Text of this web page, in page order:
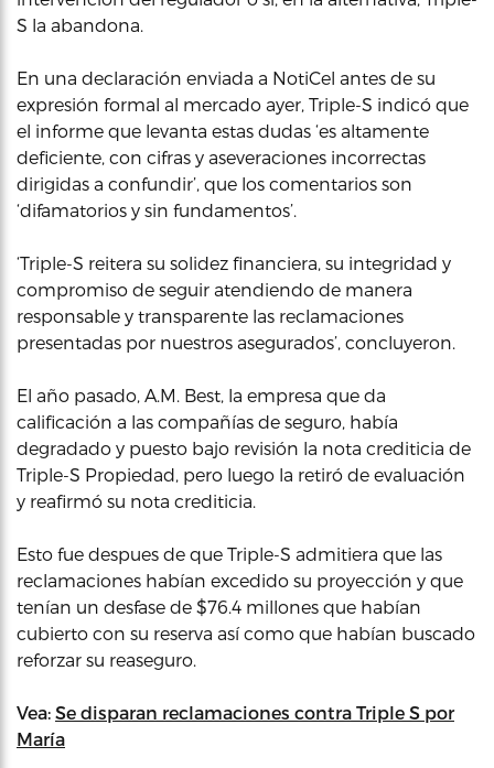
S la abandona.
En una declaración enviada a NotiCel antes de su
expresión formal al mercado ayer, Triple-S indicó que
el informe que levanta estas dudas ‘es altamente
deficiente, con cifras y aseveraciones incorrectas
dirigidas a confundir’, que los comentarios son
‘difamatorios y sin fundamentos’.
‘Triple-S reitera su solidez financiera, su integridad y
compromiso de seguir atendiendo de manera
responsable y transparente las reclamaciones
presentadas por nuestros asegurados’, concluyeron.
El año pasado, A.M. Best, la empresa que da
calificación a las compañías de seguro, había
degradado y puesto bajo revisión la nota crediticia de
Triple-S Propiedad, pero luego la retiró de evaluación
y reafirmó su nota crediticia.
Esto fue despues de que Triple-S admitiera que las
reclamaciones habían excedido su proyección y que
tenían un desfase de $76.4 millones que habían
cubierto con su reserva así como que habían buscado
reforzar su reaseguro.
Vea: Se disparan reclamaciones contra Triple S por
María